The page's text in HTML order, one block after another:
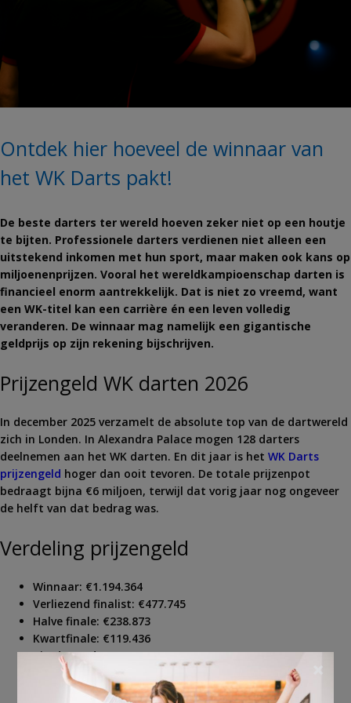
Ontdek hier hoeveel de winnaar van
het WK Darts pakt!
De beste darters ter wereld hoeven zeker niet op een houtje
te bijten. Professionele darters verdienen niet alleen een
uitstekend inkomen met hun sport, maar maken ook kans op
miljoenenprijzen. Vooral het wereldkampioenschap darten is
financieel enorm aantrekkelijk. Dat is niet zo vreemd, want
een WK-titel kan een carrière én een leven volledig
veranderen. De winnaar mag namelijk een gigantische
geldprijs op zijn rekening bijschrijven.
Prijzengeld WK darten 2026
In december 2025 verzamelt de absolute top van de dartwereld
zich in Londen. In Alexandra Palace mogen 128 darters
deelnemen aan het WK darten. En dit jaar is het WK Darts
prijzengeld hoger dan ooit tevoren. De totale prijzenpot
bedraagt bijna €6 miljoen, terwijl dat vorig jaar nog ongeveer
de helft van dat bedrag was.
Verdeling prijzengeld
Winnaar: €1.194.364
Verliezend finalist: €477.745
Halve finale: €238.873
Kwartfinale: €119.436
Vierde ronde: €71.662
Derde ronde: €41.803
Tweede ronde: €29.859